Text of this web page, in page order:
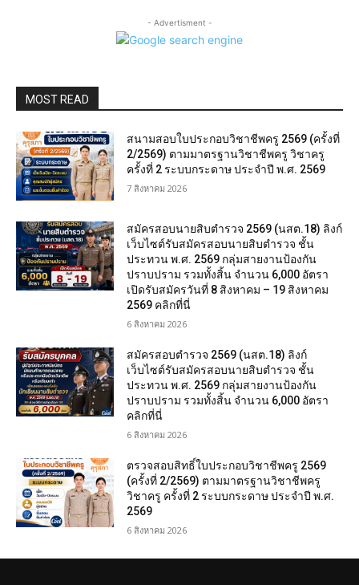
- Advertisment -
MOST READ
สนามสอบใบประกอบวิชาชีพครู 2569 (ครั้งที่
2/2569) ตามมาตรฐานวิชาชีพครู วิชาครู
ครั้งที่ 2 ระบบกระดาษ ประจำปี พ.ศ. 2569
7 สิงหาคม 2026
สมัครสอบนายสิบตำรวจ 2569 (นสต.18) ลิงก์
เว็บไซต์รับสมัครสอบนายสิบตำรวจ ชั้น
ประทวน พ.ศ. 2569 กลุ่มสายงานป้องกัน
ปราบปราม รวมทั้งสิ้น จำนวน 6,000 อัตรา
เปิดรับสมัครวันที่ 8 สิงหาคม – 19 สิงหาคม
2569 คลิกที่นี่
6 สิงหาคม 2026
สมัครสอบตํารวจ 2569 (นสต.18) ลิงก์
เว็บไซต์รับสมัครสอบนายสิบตำรวจ ชั้น
ประทวน พ.ศ. 2569 กลุ่มสายงานป้องกัน
ปราบปราม รวมทั้งสิ้น จำนวน 6,000 อัตรา
คลิกที่นี่
6 สิงหาคม 2026
ตรวจสอบสิทธิ์ใบประกอบวิชาชีพครู 2569
(ครั้งที่ 2/2569) ตามมาตรฐานวิชาชีพครู
วิชาครู ครั้งที่ 2 ระบบกระดาษ ประจำปี พ.ศ.
2569
6 สิงหาคม 2026